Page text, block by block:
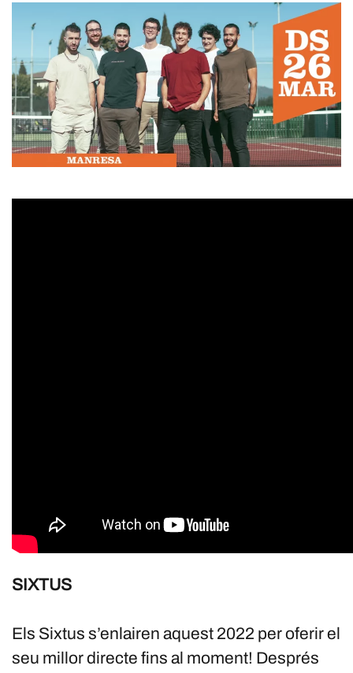
SIXTUS
Els Sixtus s’enlairen aquest 2022 per oferir el
seu millor directe fins al moment! Després